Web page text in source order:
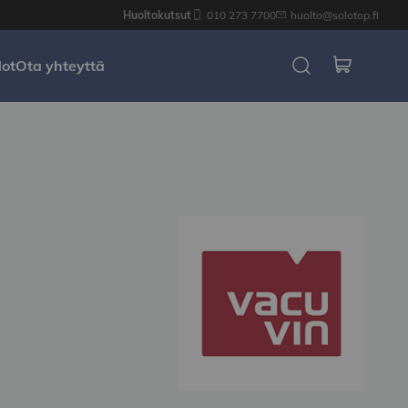
Huoltokutsut 010 273 7700 huolto@solotop.fi
Ota yhteyttä